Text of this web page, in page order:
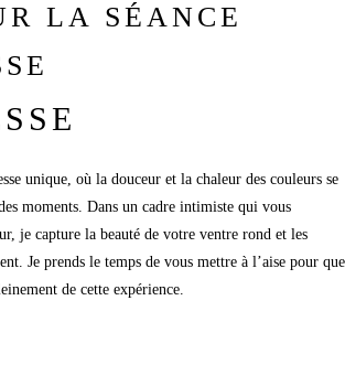
LA SÉANCE
unique, où la douceur et la chaleur des couleurs se
moments. Dans un cadre intimiste qui vous
je capture la beauté de votre ventre rond et les
Je prends le temps de vous mettre à l’aise pour que
de cette expérience.